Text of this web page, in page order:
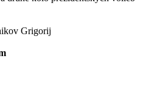
Grigorij